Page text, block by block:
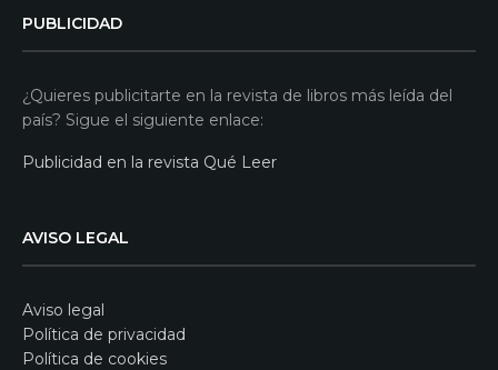
PUBLICIDAD
¿Quieres publicitarte en la revista de libros más leída del
país? Sigue el siguiente enlace:
Publicidad en la revista Qué Leer
AVISO LEGAL
Aviso legal
Política de privacidad
Política de cookies